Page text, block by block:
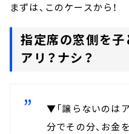
まずは、このケースから！
指定席の窓側を
アリ？ナシ？
▼「譲らないのは
分でその分、お金